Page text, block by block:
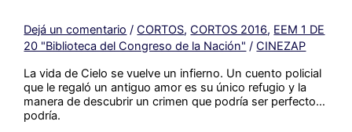
Dejá un comentario /CORTOS,CORTOS 2016, EEM 1 DE
20 "Biblioteca del Congreso de la Nación" /CINEZAP
La vida de Cielo se vuelve un infierno. Un cuento policial
que le regaló un antiguo amor es su único refugio y la
manera de descubrir un crimen que podría ser perfecto…
podría.